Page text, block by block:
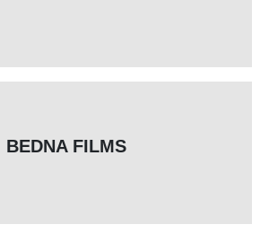
BEDNA FILMS